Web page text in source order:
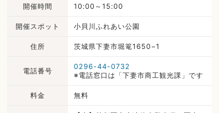
開催時間 10:00～15:00
開催スポット 小貝川ふれあい公園
住所 茨城県下妻市堀篭1650−1
電話番号
0296-44-0732
※電話窓口は「下妻市商工観光課」です
料金 無料